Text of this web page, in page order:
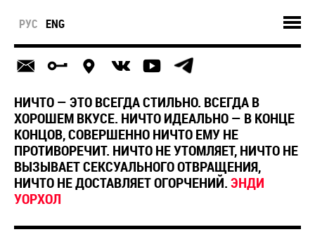
РУС ENG
НИЧТО — ЭТО ВСЕГДА СТИЛЬНО. ВСЕГДА В
ХОРОШЕМ ВКУСЕ. НИЧТО ИДЕАЛЬНО — В КОНЦЕ
КОНЦОВ, СОВЕРШЕННО НИЧТО ЕМУ НЕ
ПРОТИВОРЕЧИТ. НИЧТО НЕ УТОМЛЯЕТ, НИЧТО НЕ
ВЫЗЫВАЕТ СЕКСУАЛЬНОГО ОТВРАЩЕНИЯ,
НИЧТО НЕ ДОСТАВЛЯЕТ ОГОРЧЕНИЙ.ЭНДИ
УОРХОЛ